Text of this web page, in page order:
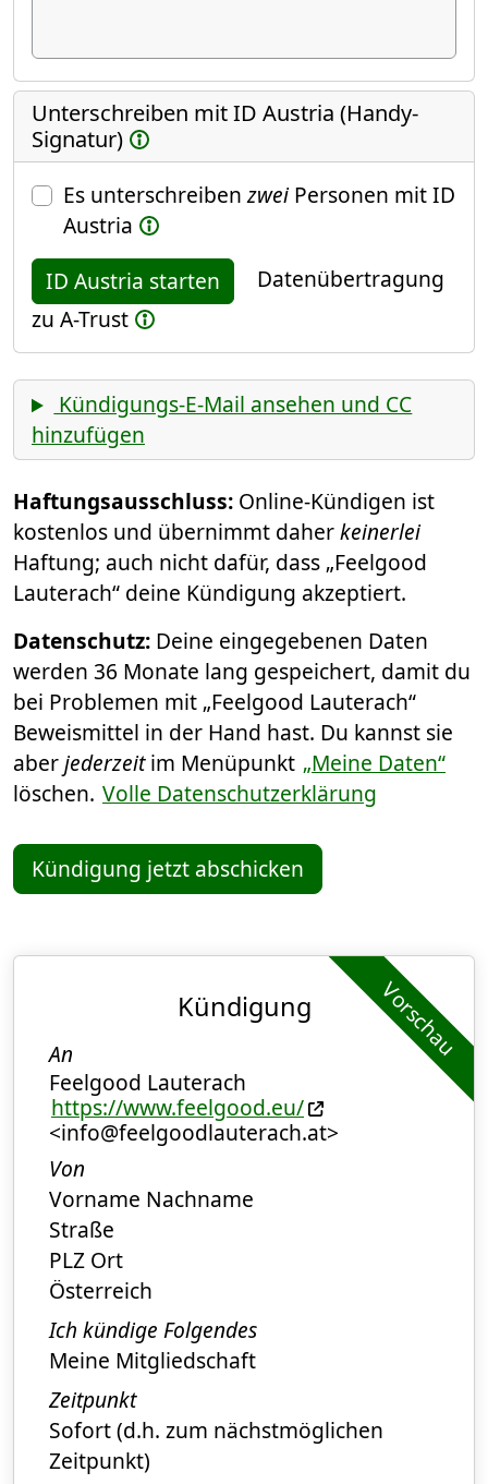
Unterschreiben mit ID Austria (Handy-
Signatur)
Es unterschreibenzweiPersonen mit ID
Austria
ID Austria starten
Datenübertragung
zu A-Trust
Kündigungs-E-Mail ansehen und CC
hinzufügen
Haftungsausschluss: Online-Kündigen ist
kostenlos und übernimmt daherkeinerlei
Haftung; auch nicht dafür, dass „Feelgood
Lauterach“ deine Kündigung akzeptiert.
Datenschutz: Deine eingegebenen Daten
werden 36 Monate lang gespeichert, damit du
bei Problemen mit „Feelgood Lauterach“
Beweismittel in der Hand hast. Du kannst sie
aberjederzeitim Menüpunkt „Meine Daten“
löschen. Volle Datenschutzerklärung
Kündigung jetzt abschicken
Vorschau
Kündigung
An
Feelgood Lauterach
https://www.feelgood.eu/
<info@feelgoodlauterach.at>
Von
Vorname Nachname
Straße
PLZ Ort
Österreich
Ich kündige Folgendes
Meine Mitgliedschaft
Zeitpunkt
Sofort (d.h. zum nächstmöglichen
Zeitpunkt)